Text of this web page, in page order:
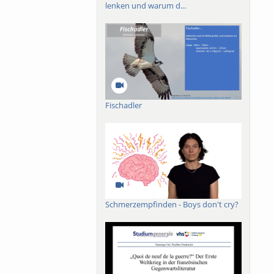
lenken und warum d...
Fischadler
Schmerzempfinden - Boys don't cry?